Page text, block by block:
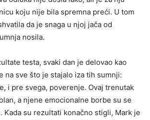
koju nije bila spremna preći. U tom
da je snaga u njoj jača od
nosila.
testa, svaki dan je delovao kao
na sve što je stajalo iza tih sumnji:
i pre svega, poverenje. Ovaj trenutak
a njene emocionalne borbe su se
Kada su rezultati konačno stigli, Mark je